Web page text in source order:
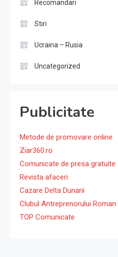
Recomandari
Stiri
Ucraina – Rusia
Uncategorized
Publicitate
Metode de promovare online
Ziar360.ro
Comunicate de presa gratuite
Revista afaceri
Cazare Delta Dunarii
Clubul Antreprenorului Roman
TOP Comunicate